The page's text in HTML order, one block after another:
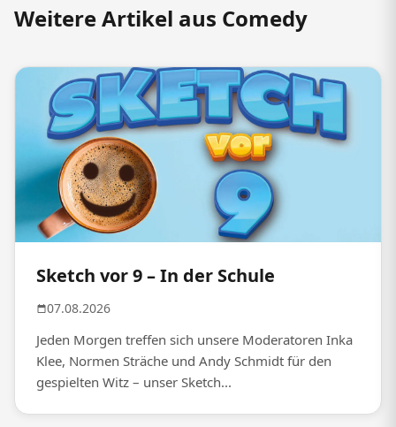
Weitere Artikel aus Comedy
Sketch vor 9 – In der Schule
07.08.2026
Jeden Morgen treffen sich unsere Moderatoren Inka
Klee, Normen Sträche und Andy Schmidt für den
gespielten Witz – unser Sketch...